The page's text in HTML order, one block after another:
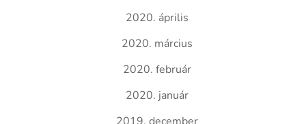
2020. április
2020. március
2020. február
2020. január